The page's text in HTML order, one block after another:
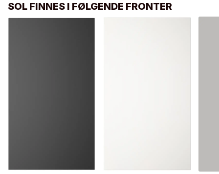
SOL FINNES I FØLGENDE FRONTER